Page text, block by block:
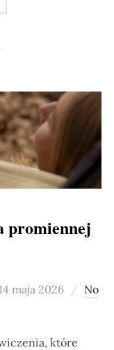
promiennej
maja 2026
No
które